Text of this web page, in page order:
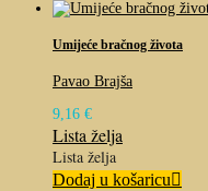
Umijeće bračnog života
Pavao Brajša
9,16 €
Lista želja
Lista želja
Dodaj u košaricu